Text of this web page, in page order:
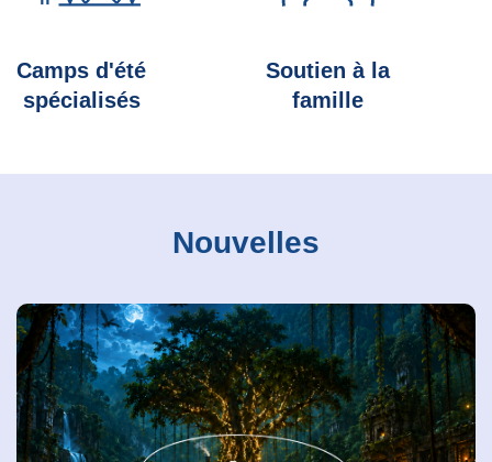
Camps d'été
spécialisés
Soutien à la
famille
Nouvelles